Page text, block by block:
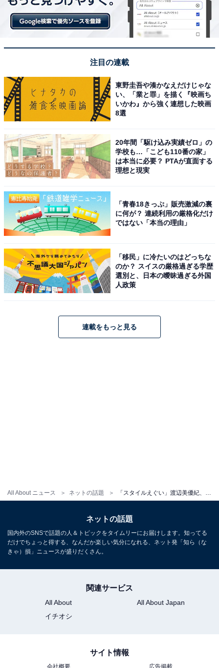
All About ニュース ネットの話題 「スタイルえぐい」渡辺美優紀、腹出し＆美脚あらわな自撮りショットに反響！ 「ずっとみていられる」
注目の連載
東野圭吾や湊かなえだけじゃな
い、「業と罪」を描く『映画ち
いかわ』から強く連想した映画
8選
20年間「駆け込み実績ゼロ」の
学校も…「こども110番の家」
は本当に必要？ PTAが直面する
理想と現実
「青春18きっぷ」販売激減の裏
に何が？ 連続利用の厳格化だけ
ではない「本当の理由」
「移民」に冷たいのはどっちな
のか？ スイスの厳格過ぎる学歴
選別と、日本の曖昧過ぎる外国
人政策
連載をもっと見る
ネットの話題
国内外のSNSで話題の人＆トピックをタイムリーにお届けします。知ってる
だけでちょっと得する、なんだか楽しい気分になれる、ネット発「知ら（な
きゃ）損」ニュースが盛りだくさん。
関連サービス
All About
All About Japan
イチオシ
サイト情報
会社概要 広告掲載